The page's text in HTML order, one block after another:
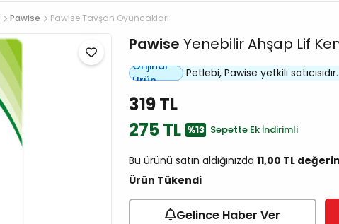
Pawise Pawise Tavşan Oyuncakları
Pawise Yenebilir Ahşap Lif
Orijinal
Ürün
Petlebi, Pawise yetkili satıcısıdır.
319 TL
275 TL %13 Sepette Ek İndirimli
Bu ürünü satın aldığınızda 11,00 TL
Ürün Tükendi
Gelince Haber Ver